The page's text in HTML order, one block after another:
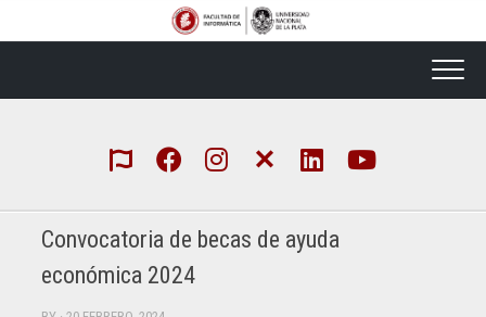
Convocatoria de becas de ayuda
económica 2024